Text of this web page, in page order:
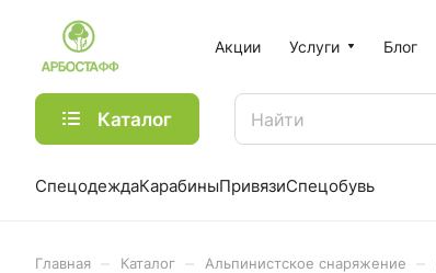
Акции Услуги Блог
Каталог
СпецодеждаКарабиныПривязиСпецобувь
Главная Каталог Альпинистское снаряжение